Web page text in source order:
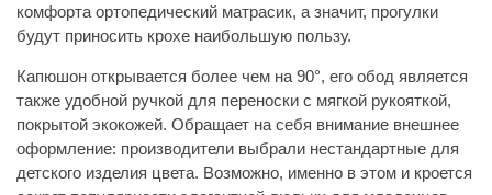
комфорта ортопедический матрасик, а значит, прогулки
будут приносить крохе наибольшую пользу.
Капюшон открывается более чем на 90°, его обод является
также удобной ручкой для переноски с мягкой рукояткой,
покрытой экокожей. Обращает на себя внимание внешнее
оформление: производители выбрали нестандартные для
детского изделия цвета. Возможно, именно в этом и кроется